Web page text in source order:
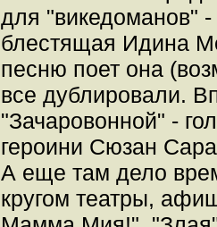
для "викедоманов" -
блестящая Идина
песню поет она
все дублировали.
"Зачаровонной" -
героини Сюзан
А еще там дело
кругом театры,